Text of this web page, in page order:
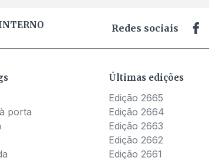
Redes sociais
porta
Últimas edições
Edição 2665
Edição 2664
Edição 2663
Edição 2662
Edição 2661